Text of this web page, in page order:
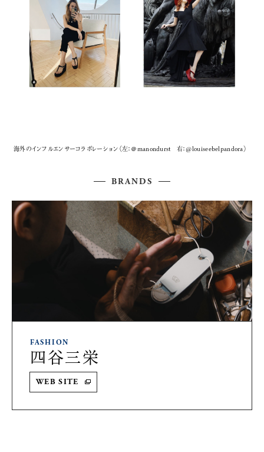
海外のインフルエンサーコラボレーション（左：＠manondurst 右：@louiseebelpandora）
BRANDS
FASHION
四谷三栄
WEB SITE